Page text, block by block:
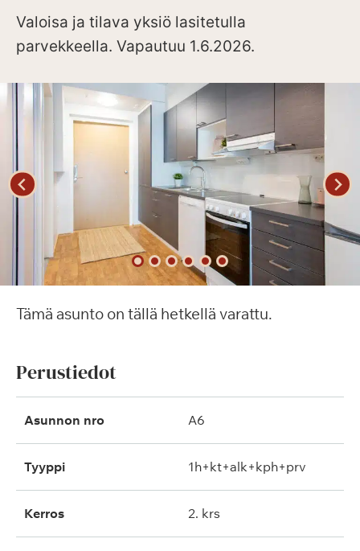
Valoisa ja tilava yksiö lasitetulla
parvekkeella. Vapautuu 1.6.2026.
Tämä asunto on tällä hetkellä varattu.
Perustiedot
Asunnon nro A6
Tyyppi 1h+kt+alk+kph+prv
Kerros 2. krs